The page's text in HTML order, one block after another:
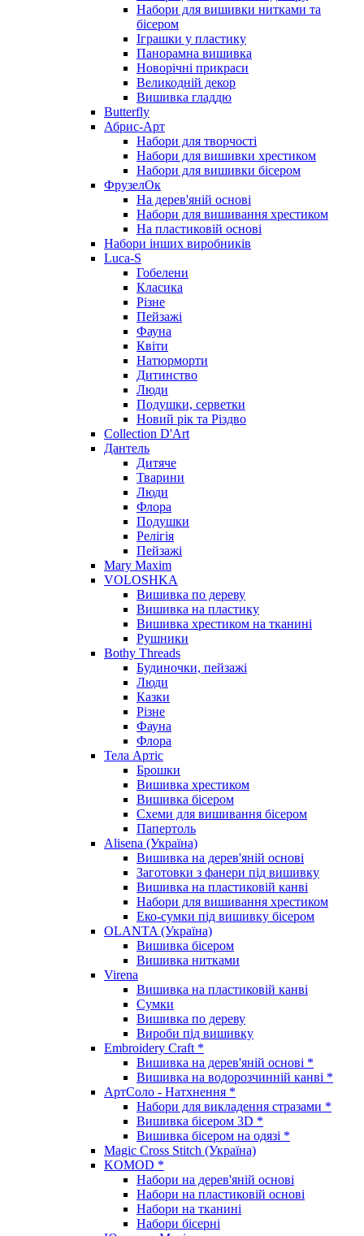
Набори для вишивки нитками та
бісером
Іграшки у пластику
Панорамна вишивка
Новорічні прикраси
Великодній декор
Вишивка гладдю
Butterfly
Абрис-Арт
Набори для творчості
Набори для вишивки хрестиком
Набори для вишивки бісером
ФрузелОк
На дерев'яній основі
Набори для вишивання хрестиком
На пластиковій основі
Набори інших виробників
Luca-S
Гобелени
Класика
Різне
Пейзажі
Фауна
Квіти
Натюрморти
Дитинство
Люди
Подушки, серветки
Новий рік та Різдво
Collection D'Art
Дантель
Дитяче
Тварини
Люди
Флора
Подушки
Релігія
Пейзажі
Mary Maxim
VOLOSHKA
Вишивка по дереву
Вишивка на пластику
Вишивка хрестиком на тканині
Рушники
Bothy Threads
Будиночки, пейзажі
Люди
Казки
Різне
Фауна
Флора
Тела Артіс
Брошки
Вишивка хрестиком
Вишивка бісером
Схеми для вишивання бісером
Папертоль
Alisena (Україна)
Вишивка на дерев'яній основі
Заготовки з фанери під вишивку
Вишивка на пластиковій канві
Набори для вишивання хрестиком
Еко-сумки під вишивку бісером
OLANTA (Україна)
Вишивка бісером
Вишивка нитками
Virena
Вишивка на пластиковій канві
Сумки
Вишивка по дереву
Вироби під вишивку
Embroidery Craft *
Вишивка на дерев'яній основі *
Вишивка на водорозчинній канві *
АртСоло - Натхнення *
Набори для викладення стразами *
Вишивка бісером 3D *
Вишивка бісером на одязі *
Magic Cross Stitch (Україна)
KOMOD *
Набори на дерев'яній основі
Набори на пластиковій основі
Набори на тканині
Набори бісерні